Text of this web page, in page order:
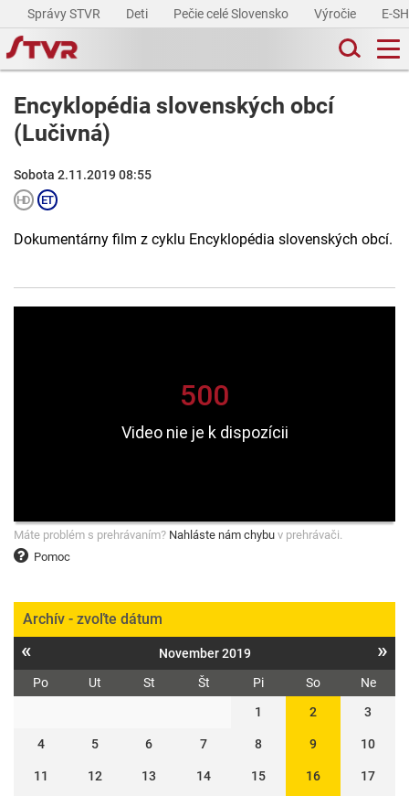
Správy STVR Deti Pečie celé Slovensko Výročie E-
Encyklopédia slovenských obcí
(Lučivná)
Sobota 2.11.2019 08:55
Dokumentárny film z cyklu Encyklopédia slovenských obcí.
Pomoc
Máte problém s prehrávaním? Nahláste nám chybu v prehrávači.
Archív - zvoľte dátum
« November 2019 »
Po Ut St Št Pi So
Ne
1
2 3
4 5 6 7 8 9 10
11 12 13 14 15 16 17